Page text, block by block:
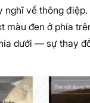
nghĩ về thông điệp.
màu đen ở phía
dưới — sự thay